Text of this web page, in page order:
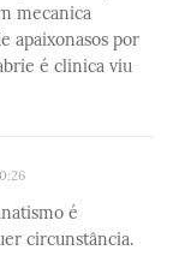
mecanica
apaixonasos por
é clinica viu
é
circunstância.